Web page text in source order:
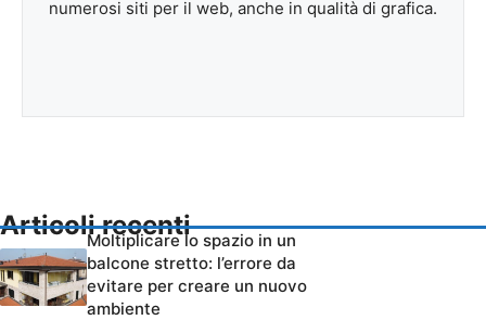
numerosi siti per il web, anche in qualità di grafica.
Articoli recenti
Moltiplicare lo spazio in un
balcone stretto: l’errore da
evitare per creare un nuovo
ambiente